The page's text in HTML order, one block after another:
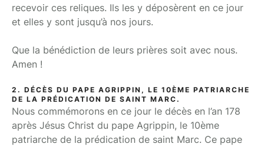
recevoir ces reliques. Ils les y déposèrent en ce jour
et elles y sont jusqu’à nos jours.
Que la bénédiction de leurs prières soit avec nous.
Amen !
2. DÉCÈS DU PAPE AGRIPPIN, LE 10ÈME PATRIARCHE
DE LA PRÉDICATION DE SAINT MARC.
Nous commémorons en ce jour le décès en l’an 178
après Jésus Christ du pape Agrippin, le 10ème
patriarche de la prédication de saint Marc. Ce pape